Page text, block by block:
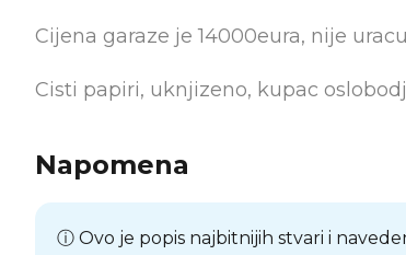
Cijena garaze je 14000eura, nije
Cisti papiri, uknjizeno, kupac
Napomena
ⓘ Ovo je popis najbitnijih stvari i